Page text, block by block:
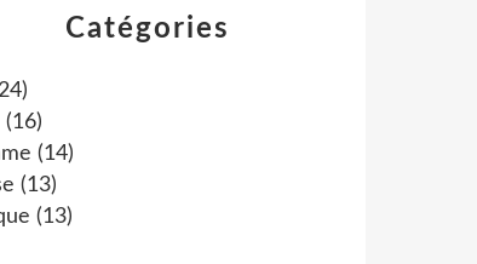
Catégories
(16)
(14)
(13)
(13)